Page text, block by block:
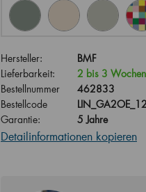
Hersteller:
BMF
Lieferbarkeit:
2 bis 3 Wochen
Bestellnummer
462833
Bestellcode
Garantie:
5 Jahre
Detailinformationen kopieren